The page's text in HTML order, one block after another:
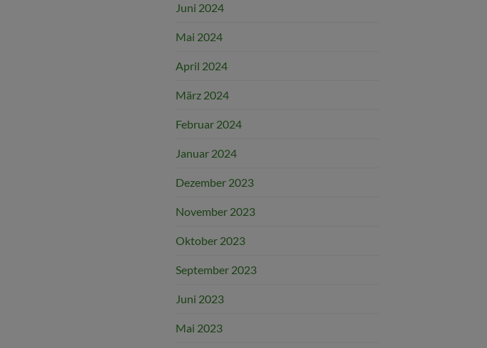
Juni 2024
Mai 2024
April 2024
März 2024
Februar 2024
Januar 2024
Dezember 2023
November 2023
Oktober 2023
September 2023
Juni 2023
Mai 2023